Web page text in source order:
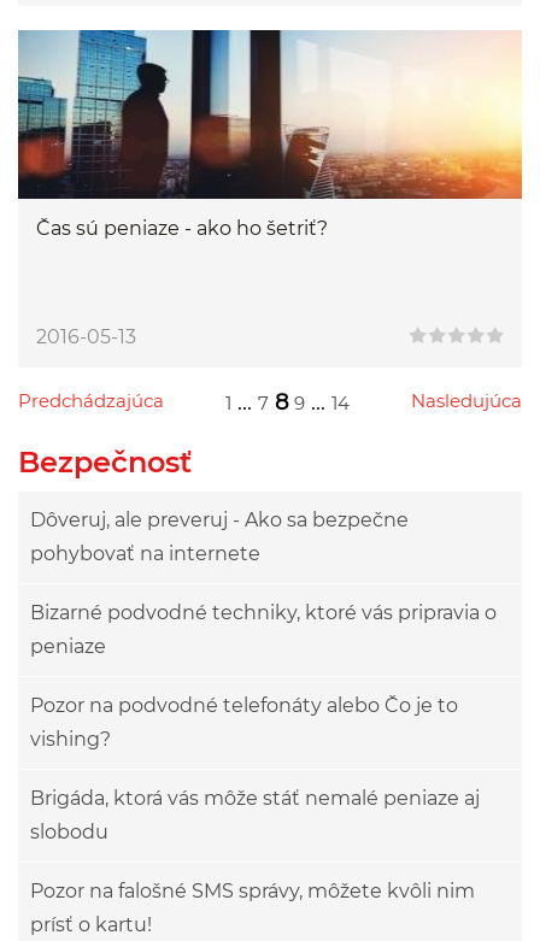
Čas sú peniaze - ako ho šetriť?
2016-05-13
Predchádzajúca
Przejdź do poprzedniej strony 1 ... 7 8 9 ... 14 Nasledujúca
Przejdź do następnej strony
Bezpečnosť
Dôveruj, ale preveruj - Ako sa bezpečne
pohybovať na internete
Bizarné podvodné techniky, ktoré vás pripravia o
peniaze
Pozor na podvodné telefonáty alebo Čo je to
vishing?
Brigáda, ktorá vás môže stáť nemalé peniaze aj
slobodu
Pozor na falošné SMS správy, môžete kvôli nim
prísť o kartu!